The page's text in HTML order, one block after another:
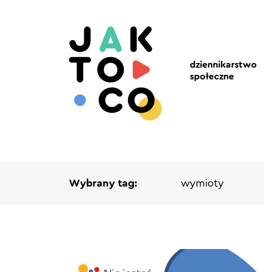
dziennikarstwo
społeczne
Wybrany tag: wymioty